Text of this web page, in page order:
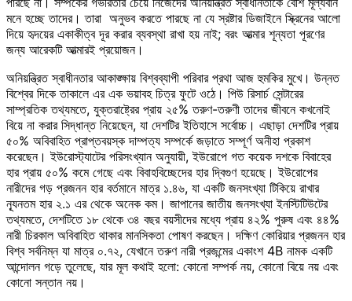
মনে হচ্ছে তাদের। তারা অনুভব করতে পারছে না যে স্রষ্টার ডিজাইনে স্ক্রিনের আলো
দিয়ে হৃদয়ের একাকীত্ব দূর করার ব্যবস্থা রাখা হয় নাই; বরং আত্মার শূন্যতা পূরণের
জন্য আরেকটি আত্মারই প্রয়োজন।
অনিয়ন্ত্রিত স্বাধীনতার আকাঙ্ক্ষায় বিশ্বব্যাপী পরিবার প্রথা আজ হুমকির মুখে। উন্নত
বিশ্বের দিকে তাকালে এর এক ভয়াবহ চিত্র ফুটে ওঠে। পিউ রিসার্চ সেন্টারের
সাম্প্রতিক তথ্যমতে, যুক্তরাষ্ট্রের প্রায় ২৫% তরুণ-তরুণী তাদের জীবনে কখনোই
বিয়ে না করার সিদ্ধান্ত নিয়েছেন, যা দেশটির ইতিহাসে সর্বোচ্চ। এছাড়া দেশটির প্রায়
৫০% অবিবাহিত প্রাপ্তবয়স্ক দাম্পত্য সম্পর্কে জড়াতে সম্পূর্ণ অনীহা প্রকাশ
করেছেন। ইউরোস্ট্যাটের পরিসংখ্যান অনুযায়ী, ইউরোপে গত কয়েক দশকে বিবাহের
হার প্রায় ৫০% কমে গেছে এবং বিবাহবিচ্ছেদের হার দ্বিগুণ হয়েছে। ইউরোপের
নারীদের গড় প্রজনন হার বর্তমানে মাত্র ১.৪৬, যা একটি জনসংখ্যা টিকিয়ে রাখার
ন্যূনতম হার ২.১ এর থেকে অনেক কম। জাপানের জাতীয় জনসংখ্যা ইনস্টিটিউটের
তথ্যমতে, দেশটিতে ১৮ থেকে ৩৪ বছর বয়সীদের মধ্যে প্রায় ৪২% পুরুষ এবং ৪৪%
নারী চিরকাল অবিবাহিত থাকার মানসিকতা পোষণ করছেন। দক্ষিণ কোরিয়ার প্রজনন হার
বিশ্ব সর্বনিম্ন যা মাত্র ০.৭২, যেখানে তরুণ নারী প্রজন্মের একাংশ 4B নামক একটি
আন্দোলন গড়ে তুলেছে, যার মূল কথাই হলো: কোনো সম্পর্ক নয়, কোনো বিয়ে নয় এবং
কোনো সন্তান নয়।